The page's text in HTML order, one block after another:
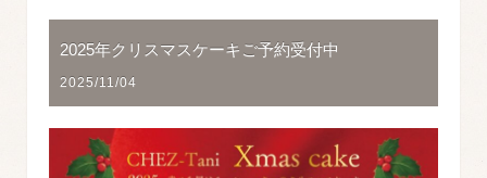
2025年クリスマスケーキご予約受付中
2025/11/04